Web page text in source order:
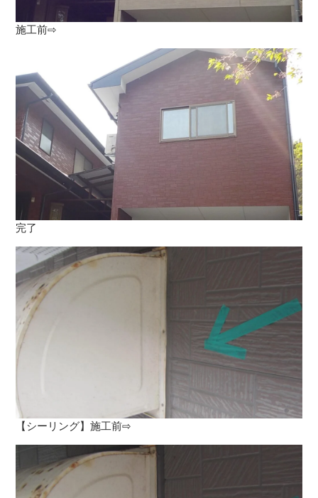
施工前⇨
完了
【シーリング】施工前⇨